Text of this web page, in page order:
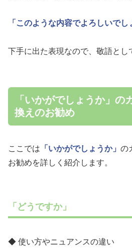
「このような内容でよろしいでし
下手に出た表現なので、敬語とし
「いかがでしょうか」の
換えのお勧め
ここでは 「いかがでしょうか」 の
お勧めを詳しく紹介します。
「どうですか」
◆ 使い方やニュアンスの違い